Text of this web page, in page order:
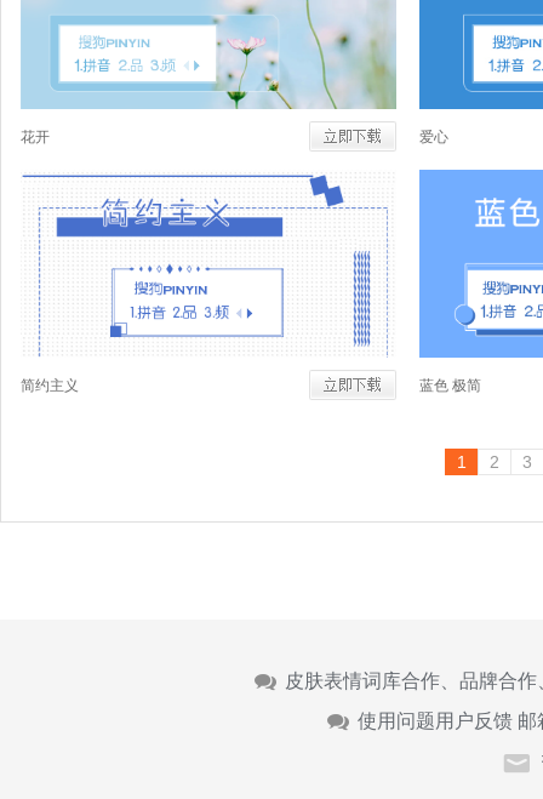
花开 爱心
简约主义 蓝色 极简
1 2 3
皮肤表情词库合作、品牌合
使用问题用户反馈 邮